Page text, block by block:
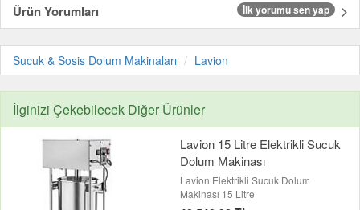
Ürün Yorumları
İlk yorumu sen yap
Sucuk & Sosis Dolum Makinaları Lavion
İlginizi Çekebilecek Diğer Ürünler
Lavion 15 Litre Elektrikli Sucuk
Dolum Makinası
Lavion Elektrikli Sucuk Dolum
Makinası 15 Litre